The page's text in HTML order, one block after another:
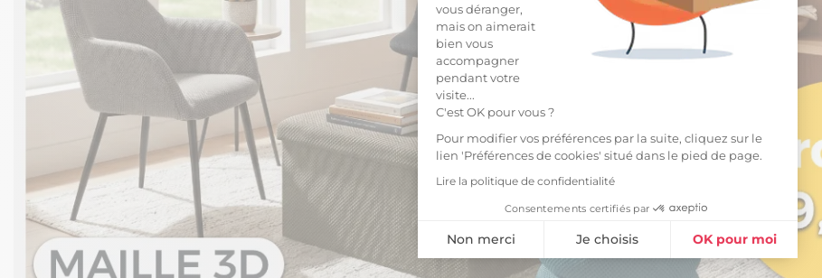
vous déranger,
mais on aimerait
bien vous
accompagner
pendant votre
visite...
C'est OK pour vous ?
Pour modifier vos préférences par la suite, cliquez sur le
lien 'Préférences de cookies' situé dans le pied de page.
Lire la politique de confidentialité
Consentements certifiés par
Non merci Je choisis OK pour moi
Axeptio consent
Plateforme de Gestion du Consentement : Personnalisez vos Options